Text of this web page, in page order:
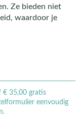
Ze bieden niet
waardoor je
€ 35,00 gratis
eenvoudig